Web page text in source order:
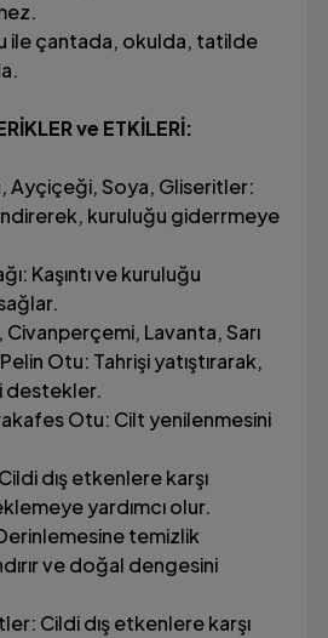
ile çantada, okulda, tatilde
ve ETKİLERİ:
Ayçiçeği, Soya, Gliseritler:
kuruluğu giderrmeye
Kaşıntı ve kuruluğu
Lavanta, Sarı
Otu: Tahrişi yatıştırarak,
destekler.
Otu: Cilt yenilenmesini
dış etkenlere karşı
yardımcı olur.
temizlik
ve doğal dengesini
Cildi dış etkenlere karşı